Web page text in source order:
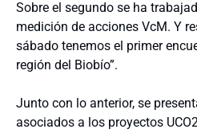
Sobre el segundo se ha
medición de acciones VcM. Y
sábado tenemos el primer
región del Biobío”.
Junto con lo anterior, se
asociados a los proyectos